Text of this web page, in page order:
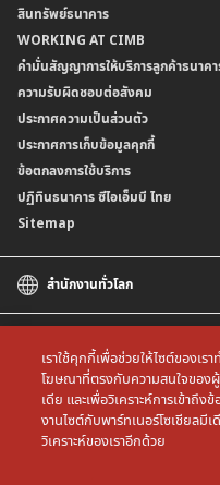
อัตราค่าธรรมเนียมการฝากถอนบัญชีเงิน
ข้อกำหนดบัญชีเงินฝาก
เงื่อนไขและค่าธรรมเนียมที่เกี่ยวกับการ
บริการฝากเงินเข้าบัญชีธนาคาร ซีไอเอ็
การขอและรับส่งข้อมูลรายการเคลื่อนไ
ธนาคาร (dStatement)
บริการยืนยันตัวตนรูปแบบดิจิทัล
คำมั่นสัญญาการให้บริการลูกค้าธนาคาร ซี
Form Download Center
สินทรัพย์ธนาคาร
WORKING AT CIMB
คำมั่นสัญญาการให้บริการลูกค้าธนาคา
ความรับผิดชอบต่อสังคม
ประกาศความเป็นส่วนตัว
ประกาศการเก็บข้อมูลคุกกี้
ข้อตกลงการใช้บริการ
ปฏิทินธนาคาร ซีไอเอ็มบี ไทย
Sitemap
สำนักงานทั่วโลก
CIMB Islamic
CIMB Bank (MY)
CIMB Bank (SG)
CIMB Bank (KH)
CIMB Niaga
All rights reserved. Copyright
เราใช้คุกกี้เพื่อช่วยให้ไซต์ของเ
โฆษณาที่ตรงกับความสนใจของ
เดีย และเพื่อวิเคราะห์การเข้าถึ
งานไซต์กับพาร์ทเนอร์โซเชียลมี
วิเคราะห์ของเราอีกด้วย